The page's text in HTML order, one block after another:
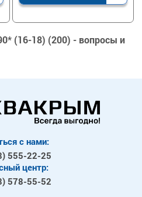
(16-18) (200) - вопросы и
с нами:
555-22-25
центр:
578-55-52